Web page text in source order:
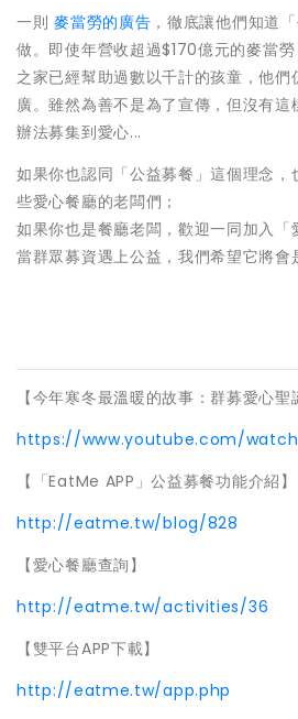
一則麥當勞的廣告 ，徹底讓他們知道
做。即使年營收超過$170億元的麥當
之家已經幫助過數以千計的孩童，他
廣。雖然為善不是為了宣傳，但沒有
辦法募集到愛心...
如果你也認同「公益募餐」這個理念，
些愛心餐廳的老闆們；
如果你也是餐廳老闆，歡迎一同加入「
當群眾募資遇上公益，我們希望它將會
【今年寒冬最溫暖的故事：群募愛心聖
https://www.youtube.com/
【「EatMe APP」公益募餐功能介紹】
http://eatme.tw/blog/828
【愛心餐廳查詢】
http://eatme.tw/activities/36
【雙平台APP下載】
http://eatme.tw/app.php